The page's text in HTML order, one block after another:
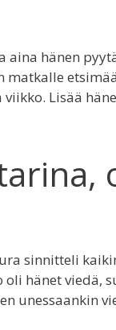
hänen
Lisää
sinnitteli
hänet viedä,
unessaankin